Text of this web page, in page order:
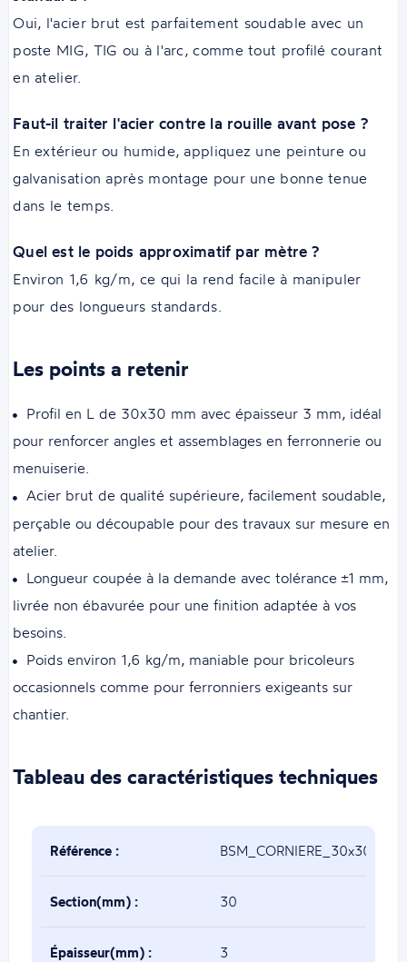
Oui, l'acier brut est parfaitement soudable avec un
poste MIG, TIG ou à l'arc, comme tout profilé courant
en atelier.
Faut-il traiter l'acier contre la rouille avant pose ?
En extérieur ou humide, appliquez une peinture ou
galvanisation après montage pour une bonne tenue
dans le temps.
Quel est le poids approximatif par mètre ?
Environ 1,6 kg/m, ce qui la rend facile à manipuler
pour des longueurs standards.
Les points a retenir
Profil en L de 30x30 mm avec épaisseur 3 mm, idéal
pour renforcer angles et assemblages en ferronnerie ou
menuiserie.
Acier brut de qualité supérieure, facilement soudable,
perçable ou découpable pour des travaux sur mesure en
atelier.
Longueur coupée à la demande avec tolérance ±1 mm,
livrée non ébavurée pour une finition adaptée à vos
besoins.
Poids environ 1,6 kg/m, maniable pour bricoleurs
occasionnels comme pour ferronniers exigeants sur
chantier.
Tableau des caractéristiques techniques
Référence : BSM_CORNIERE_30x30x3
Section(mm) : 30
Épaisseur(mm) : 3